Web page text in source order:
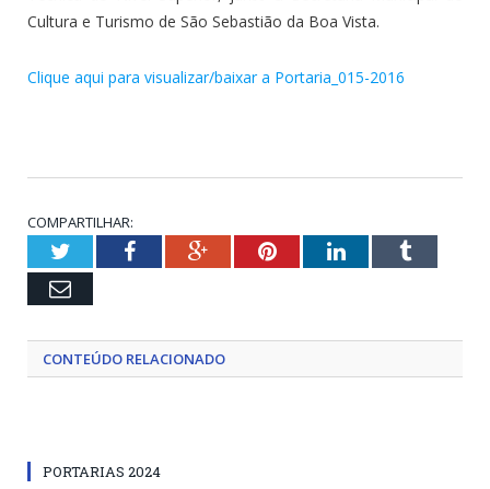
Cultura e Turismo de São Sebastião da Boa Vista.
Clique aqui para visualizar/baixar a Portaria_015-2016
COMPARTILHAR:
TwitterFacebookGoogle+PinterestLinkedInTumblr
Email
CONTEÚDO RELACIONADO
PORTARIAS 2024